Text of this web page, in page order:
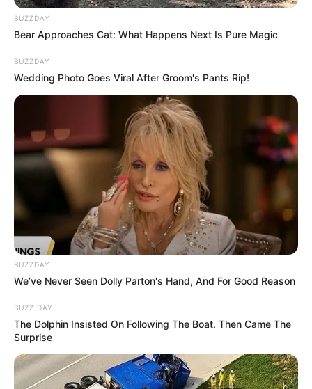
BUZZDAY
Bear Approaches Cat: What Happens Next Is Pure Magic
BUZZDAY
Wedding Photo Goes Viral After Groom's Pants Rip!
BUZZDAY
We’ve Never Seen Dolly Parton's Hand, And For Good Reason
BUZZ DAY
The Dolphin Insisted On Following The Boat. Then Came The
Surprise